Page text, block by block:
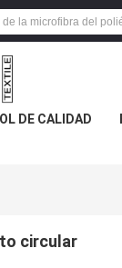
DE CALIDAD
circular